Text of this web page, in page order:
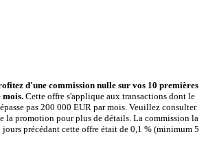
d'une commission nulle sur vos 10 premières
mois. Cette offre s'applique aux transactions dont le
pas 200 000 EUR par mois. Veuillez consulter
la promotion pour plus de détails. La commission la
jours précédant cette offre était de 0,1 % (minimum 5